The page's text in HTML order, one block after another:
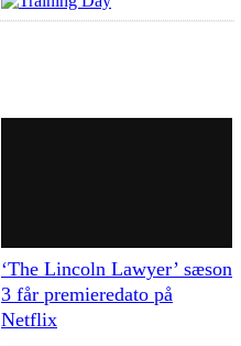
‘The Lincoln Lawyer’ sæson
3 får premieredato på
Netflix